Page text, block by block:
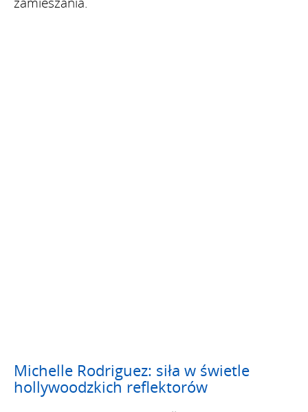
Michelle Rodriguez: siła w świetle
hollywoodzkich reflektorów